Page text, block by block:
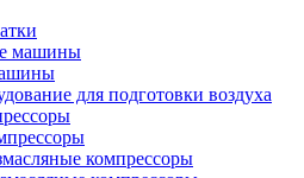
машины
для подготовки воздуха
компрессоры